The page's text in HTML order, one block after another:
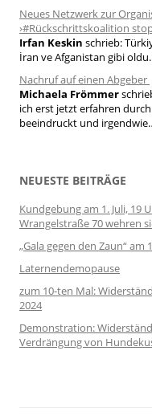
Neues Netzwerk zur
›#Rückschrittskoalition
Irfan Keskin schrieb:
İran ve Afganistan gibi oldu.
Nachruf auf einen Abgeber
Michaela Frömmer
ich erst jetzt erfahren
beeindruckt und
NEUESTE BEITRÄGE
Kundgebung am 1. Juli, 19
Wrangelstraße 70 wehren
„Gala gegen den Zaun“ am
Laternendemopause
zum 10-ten Mal:
2024
Demonstration:
Verdrängung von